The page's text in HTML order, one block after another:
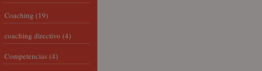
Coaching (19)
coaching directivo (4)
Competencias (4)